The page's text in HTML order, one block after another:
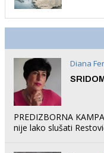
Diana
PREDIZBORNA
nije lako slušati